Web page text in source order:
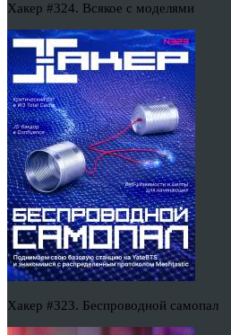
Хакер #324. Всякое с моделями
Хакер #323. Беспроводной самопал